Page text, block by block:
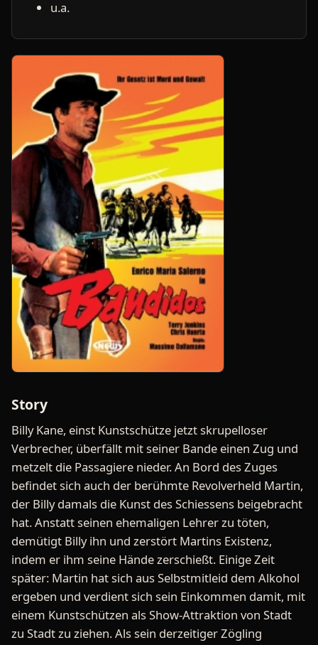
u.a.
Story
Billy Kane, einst Kunstschütze jetzt skrupelloser
Verbrecher, überfällt mit seiner Bande einen Zug und
metzelt die Passagiere nieder. An Bord des Zuges
befindet sich auch der berühmte Revolverheld Martin,
der Billy damals die Kunst des Schiessens beigebracht
hat. Anstatt seinen ehemaligen Lehrer zu töten,
demütigt Billy ihn und zerstört Martins Existenz,
indem er ihm seine Hände zerschießt. Einige Zeit
später: Martin hat sich aus Selbstmitleid dem Alkohol
ergeben und verdient sich sein Einkommen damit, mit
einem Kunstschützen als Show-Attraktion von Stadt
zu Stadt zu ziehen. Als sein derzeitiger Zögling